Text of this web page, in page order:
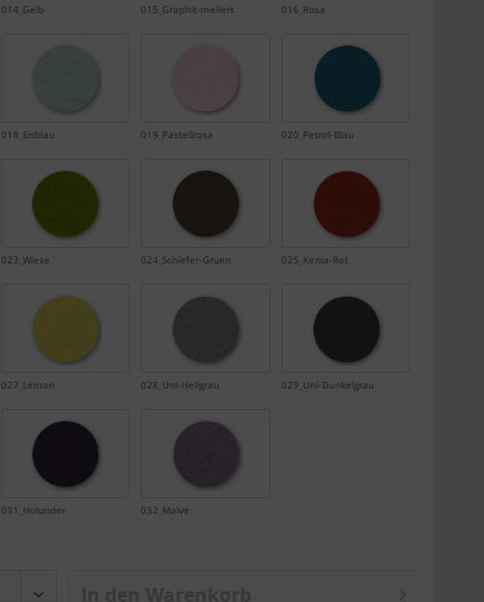
014_Gelb 015_Graphit-meliert 016_Rosa
018_Eisblau 019_Pastellrosa 020_Petrol-Blau
023_Wiese 024_Schiefer-Gruen 025_Kenia-Rot
027_Lemon 028_Uni-Hellgrau 029_Uni-Dunkelgrau
031_Holunder 032_Malve